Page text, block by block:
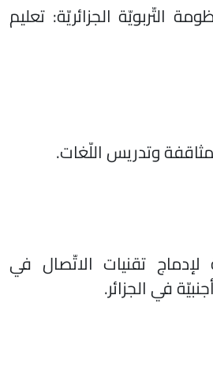
التّربويّة الجزائريّة: تعليم
وتدريس اللّغات.
لإدماج تقنيات الاتّصال في
في الجزائر.